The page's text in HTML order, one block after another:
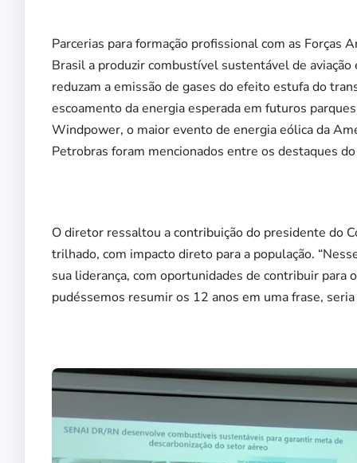
Parcerias para formação profissional com as Forças
Brasil a produzir combustível sustentável de
reduzam a emissão de gases do efeito estufa do
escoamento da energia esperada em futuros
Windpower, o maior evento de energia eólica da
Petrobras foram mencionados entre os destaques
O diretor ressaltou a contribuição do presidente do
trilhado, com impacto direto para a população.
sua liderança, com oportunidades de contribuir para
pudéssemos resumir os 12 anos em uma frase, seria